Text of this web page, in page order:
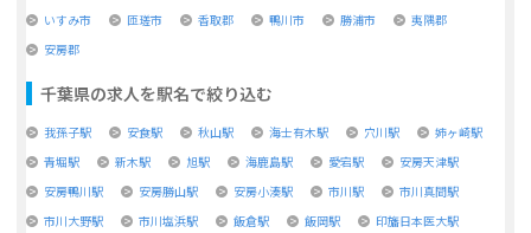
いすみ市
匝瑳市 香取郡 鴨川市 勝浦市
夷隅郡
安房郡
千葉県の求人を駅名で絞り込む
我孫子駅 安食駅 秋山駅 海士有木駅 穴川駅
姉ヶ崎駅
青堀駅
新木駅 旭駅 海鹿島駅 愛宕駅
安房天津駅
安房鴨川駅
安房勝山駅 安房小湊駅 市川駅
市川真間駅
市川大野駅
市川塩浜駅 飯倉駅 飯岡駅
印旛日本医大駅